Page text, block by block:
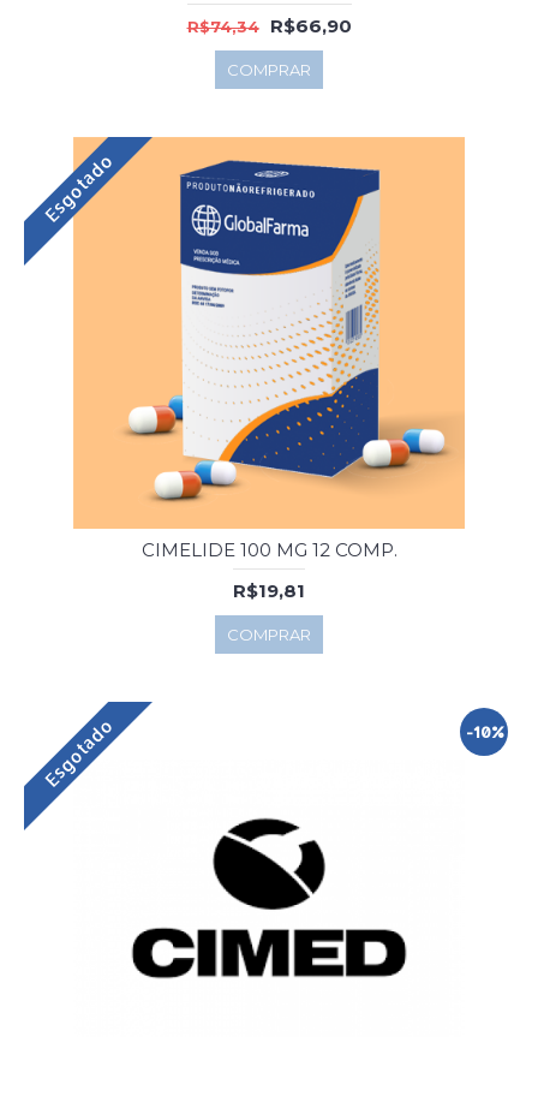
R$74,34 R$66,90
COMPRAR
Esgotado
CIMELIDE 100 MG 12 COMP.
R$19,81
COMPRAR
-10%
Esgotado